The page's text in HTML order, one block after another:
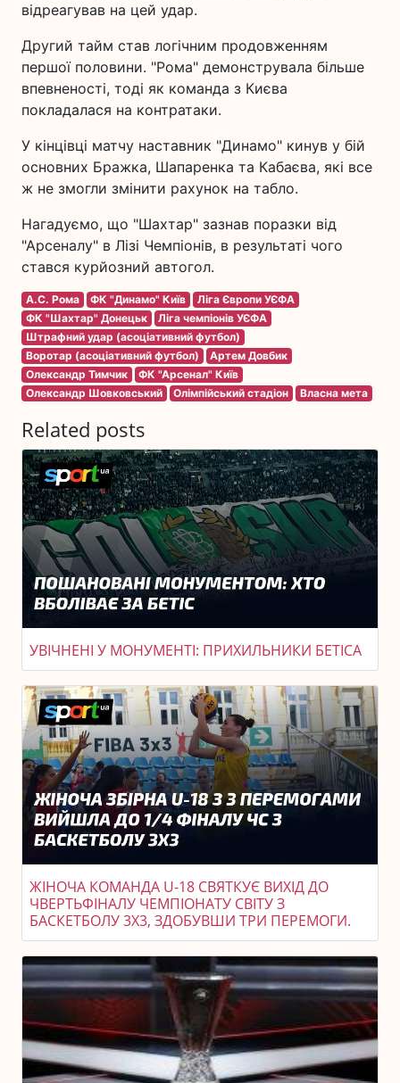
відреагував на цей удар.
Другий тайм став логічним продовженням
першої половини. "Рома" демонструвала більше
впевненості, тоді як команда з Києва
покладалася на контратаки.
У кінцівці матчу наставник "Динамо" кинув у бій
основних Бражка, Шапаренка та Кабаєва, які все
ж не змогли змінити рахунок на табло.
Нагадуємо, що "Шахтар" зазнав поразки від
"Арсеналу" в Лізі Чемпіонів, в результаті чого
стався курйозний автогол.
А.С. Рома ФК "Динамо" Київ
Ліга Європи УЄФА
ФК "Шахтар" Донецьк
Ліга чемпіонів УЄФА
Штрафний удар (асоціативний футбол)
Воротар (асоціативний футбол)
Артем Довбик
Олександр Тимчик
ФК "Арсенал" Київ
Олександр Шовковський
Олімпійський стадіон Власна мета
Related posts
УВІЧНЕНІ У МОНУМЕНТІ: ПРИХИЛЬНИКИ БЕТІСА
ЖІНОЧА КОМАНДА U-18 СВЯТКУЄ ВИХІД ДО
ЧВЕРТЬФІНАЛУ ЧЕМПІОНАТУ СВІТУ З
БАСКЕТБОЛУ 3X3, ЗДОБУВШИ ТРИ ПЕРЕМОГИ.